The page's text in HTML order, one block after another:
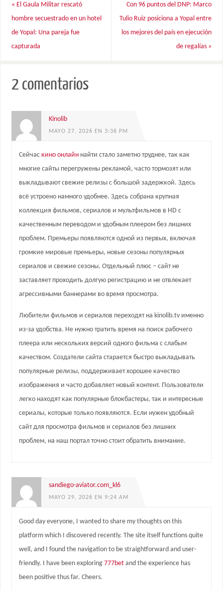
« El Gaula Militar rescató
hombre secuestrado en un hotel
de Yopal: Una pareja fue
capturada
Con 96 puntos del DNP: Marco
Tulio Ruiz posiciona a Yopal entre
los mejores del país en ejecución
de regalías »
2 comentarios
Kinolib
MAYO 27, 2026 EN 3:36 PM
Сейчас кино онлайннайти стало заметно труднее, так как
многие сайты перегружены рекламой, часто тормозят или
выкладывают свежие релизы с большой задержкой. Здесь
всё устроено намного удобнее. Здесь собрана крупная
коллекция фильмов, сериалов и мультфильмов в HD с
качественным переводом и удобным плеером без лишних
проблем. Премьеры появляются одной из первых, включая
громкие мировые премьеры, новые сезоны популярных
сериалов и свежие сезоны. Отдельный плюс – сайт не
заставляет проходить долгую регистрацию и не отвлекает
агрессивными баннерами во время просмотра.
Любители фильмов и сериалов переходят на kinolib.tv именно
из-за удобства. Не нужно тратить время на поиск рабочего
плеера или нескольких версий одного фильма с слабым
качеством. Создатели сайта старается быстро выкладывать
популярные релизы, поддерживает хорошее качество
изображения и часто добавляет новый контент. Пользователи
легко находят как популярные блокбастеры, так и интересные
сериалы, которые только появляются. Если нужен удобный
сайт для просмотра фильмов и сериалов без лишних
проблем, на наш портал точно стоит обратить внимание.
sandiego-aviator.com_kl6
MAYO 29, 2026 EN 9:24 AM
Good day everyone, I wanted to share my thoughts on this
platform which I discovered recently. The site itself functions quite
well, and I found the navigation to be straightforward and user-
friendly. I have been exploring 777betand the experience has
been positive thus far. Cheers.